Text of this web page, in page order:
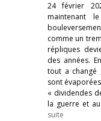
24 février
maintenant
comme un
répliques
des années.
tout a changé
sont
« dividendes
la guerre et
suite